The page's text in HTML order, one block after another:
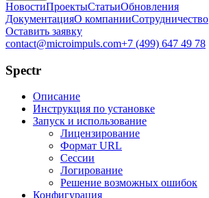
НовостиПроектыСтатьиОбновления
ДокументацияО компанииСотрудничество
Оставить заявку
contact@microimpuls.com+7 (499) 647 49 78
Spectr
Описание
Инструкция по установке
Запуск и использование
Лицензирование
Формат URL
Сессии
Логирование
Решение возможных ошибок
Конфигурация